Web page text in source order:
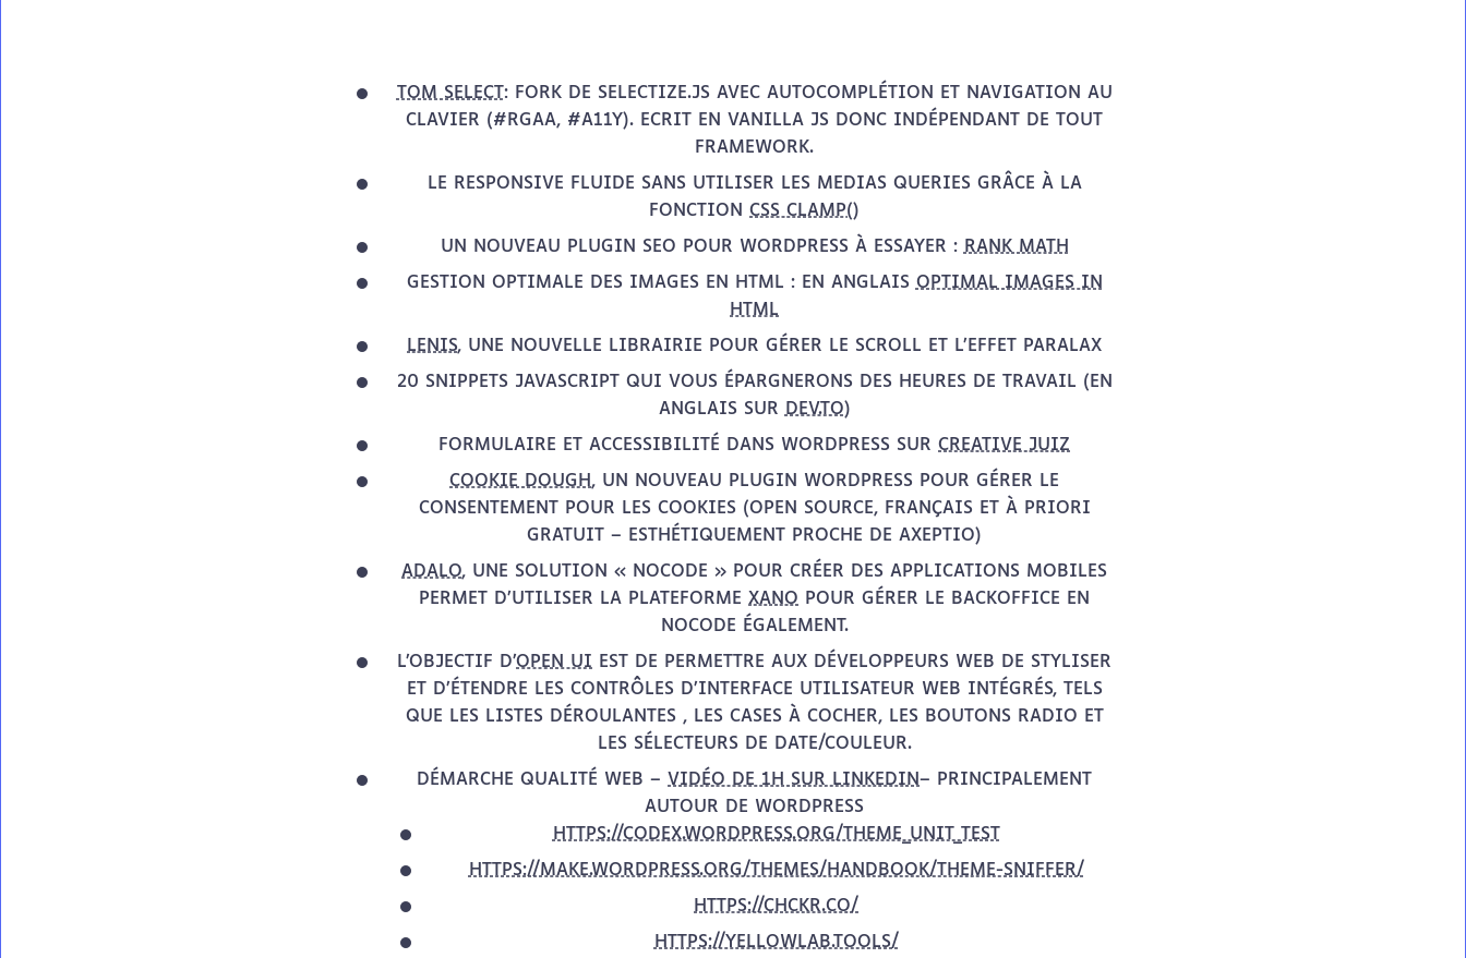
TOM SELECT: FORK DE SELECTIZE.JS AVEC AUTOCOMPLÉTION ET NAVIGATION AU
CLAVIER (#RGAA, #A11Y). ECRIT EN VANILLA JS DONC INDÉPENDANT DE TOUT
FRAMEWORK.
LE RESPONSIVE FLUIDE SANS UTILISER LES MEDIAS QUERIES GRÂCE À LA
FONCTIONCSS CLAMP()
UN NOUVEAU PLUGIN SEO POUR WORDPRESS À ESSAYER : RANK MATH
GESTION OPTIMALE DES IMAGES EN HTML : EN ANGLAIS OPTIMAL IMAGES IN
HTML
LENIS, UNE NOUVELLE LIBRAIRIE POUR GÉRER LE SCROLL ET L’EFFET PARALAX
20 SNIPPETS JAVASCRIPT QUI VOUS ÉPARGNERONS DES HEURES DE TRAVAIL (EN
ANGLAIS SUR DEV.TO)
FORMULAIRE ET ACCESSIBILITÉ DANS WORDPRESS SURCREATIVE JUIZ
COOKIE DOUGH, UN NOUVEAU PLUGIN WORDPRESS POUR GÉRER LE
CONSENTEMENT POUR LES COOKIES (OPEN SOURCE, FRANÇAIS ET À PRIORI
GRATUIT – ESTHÉTIQUEMENT PROCHE DE AXEPTIO)
ADALO, UNE SOLUTION « NOCODE » POUR CRÉER DES APPLICATIONS MOBILES
PERMET D’UTILISER LA PLATEFORMEXANO POUR GÉRER LE BACKOFFICE EN
NOCODE ÉGALEMENT.
L’OBJECTIF D’OPEN UI EST DE PERMETTRE AUX DÉVELOPPEURS WEB DE STYLISER
ET D’ÉTENDRE LES CONTRÔLES D’INTERFACE UTILISATEUR WEB INTÉGRÉS, TELS
QUE LES LISTES DÉROULANTES , LES CASES À COCHER, LES BOUTONS RADIO ET
LES SÉLECTEURS DE DATE/COULEUR.
DÉMARCHE QUALITÉ WEB –VIDÉO DE 1H SUR LINKEDIN– PRINCIPALEMENT
AUTOUR DE WORDPRESS
HTTPS://CODEX.WORDPRESS.ORG/THEME_UNIT_TEST
HTTPS://MAKE.WORDPRESS.ORG/THEMES/HANDBOOK/THEME-SNIFFER/
HTTPS://CHCKR.CO/
HTTPS://YELLOWLAB.TOOLS/